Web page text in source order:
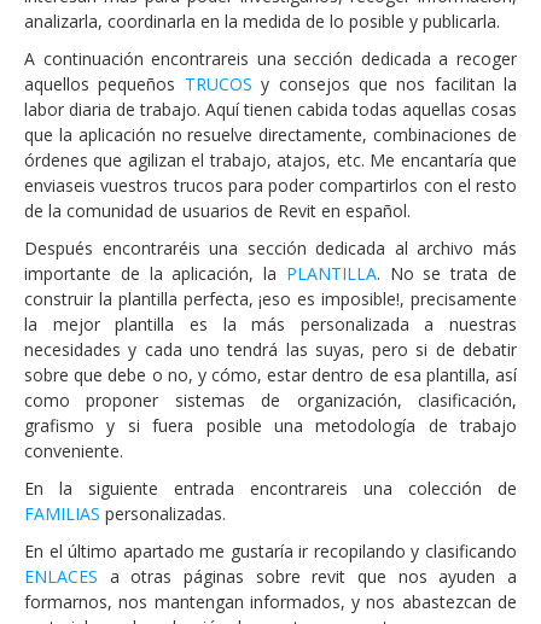
analizarla, coordinarla en la medida de lo posible y publicarla.
A continuación encontrareis una sección dedicada a recoger
aquellos pequeños TRUCOS y consejos que nos facilitan la
labor diaria de trabajo. Aquí tienen cabida todas aquellas cosas
que la aplicación no resuelve directamente, combinaciones de
órdenes que agilizan el trabajo, atajos, etc. Me encantaría que
enviaseis vuestros trucos para poder compartirlos con el resto
de la comunidad de usuarios de Revit en español.
Después encontraréis una sección dedicada al archivo más
importante de la aplicación, la PLANTILLA. No se trata de
construir la plantilla perfecta, ¡eso es imposible!, precisamente
la mejor plantilla es la más personalizada a nuestras
necesidades y cada uno tendrá las suyas, pero si de debatir
sobre que debe o no, y cómo, estar dentro de esa plantilla, así
como proponer sistemas de organización, clasificación,
grafismo y si fuera posible una metodología de trabajo
conveniente.
En la siguiente entrada encontrareis una colección de
FAMILIAS personalizadas.
En el último apartado me gustaría ir recopilando y clasificando
ENLACES a otras páginas sobre revit que nos ayuden a
formarnos, nos mantengan informados, y nos abastezcan de